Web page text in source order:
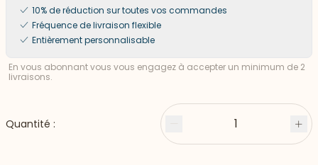
10% de réduction sur toutes vos commandes
Fréquence de livraison flexible
Entièrement personnalisable
En vous abonnant vous vous engagez à accepter un minimum de 2
livraisons.
Quantité : Moins 1